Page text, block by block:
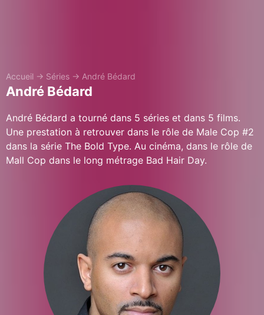
Accueil → Séries → André Bédard
André Bédard
André Bédard a tourné dans 5 séries et dans 5 films.
Une prestation à retrouver dans le rôle de Male Cop #2
dans la série The Bold Type. Au cinéma, dans le rôle de
Mall Cop dans le long métrage Bad Hair Day.